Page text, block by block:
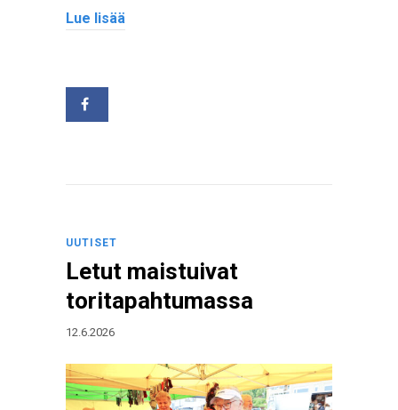
Lue lisää
UUTISET
Letut maistuivat
toritapahtumassa
12.6.2026